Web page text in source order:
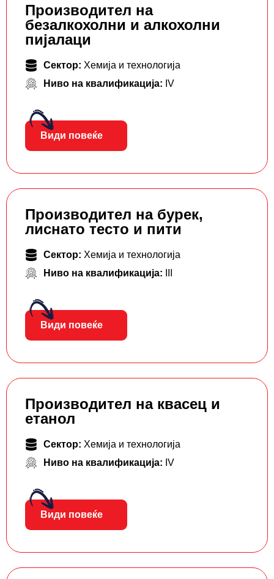
Производител на
безалкохолни и алкохолни
пијалаци
Сектор: Хемија и технологија
Ниво на квалификација: IV
Види повеќе
Производител на бурек,
лиснато тесто и пити
Сектор: Хемија и технологија
Ниво на квалификација:
Види повеќе
Производител на квасец и
етанол
Сектор: Хемија и технологија
Ниво на квалификација: IV
Види повеќе